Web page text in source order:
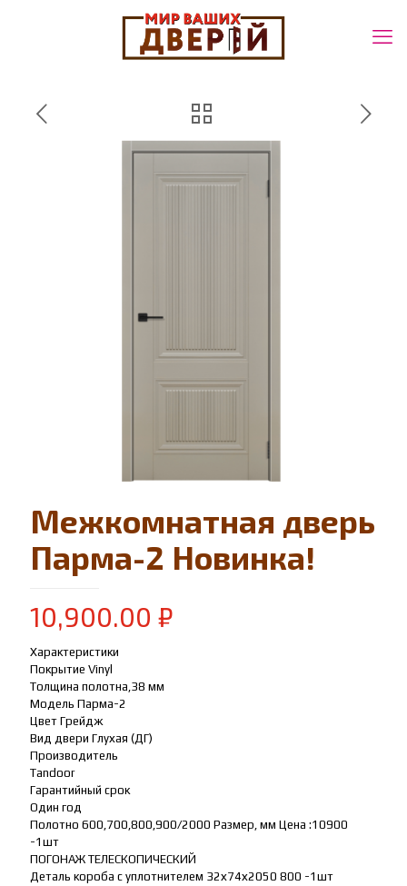
Межкомнатная дверь
Парма-2 Новинка!
10,900.00 ₽
Характеристики
Покрытие Vinyl
Толщина полотна,38 мм
Модель Парма-2
Цвет Грейдж
Вид двери Глухая (ДГ)
Производитель
Tandoor
Гарантийный срок
Один год
Полотно 600,700,800,900/2000 Размер, мм Цена :10900
-1шт
ПОГОНАЖ ТЕЛЕСКОПИЧЕСКИЙ
Деталь короба с уплотнителем 32х74х2050 800 -1шт